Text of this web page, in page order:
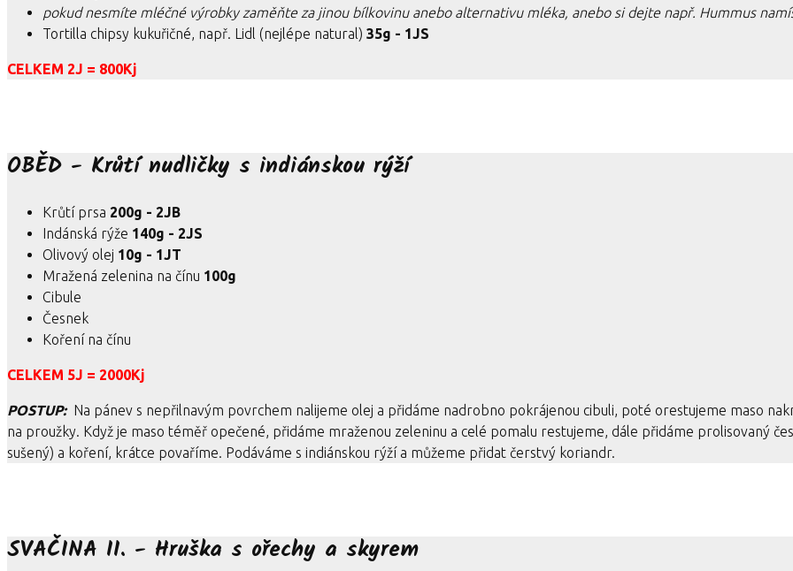
pokud nesmíte mléčné výrobky zaměňte za jinou bílkovinu anebo alternativu mléka, anebo si dejte např. Hummus
Tortilla chipsy kukuřičné, např. Lidl (nejlépe natural) 35g - 1JS
CELKEM 2J = 800Kj
OBĚD - Krůtí nudličky s indiánskou rýží
Krůtí prsa 200g - 2JB
Indánská rýže 140g - 2JS
Olivový olej 10g - 1JT
Mražená zelenina na čínu 100g
Cibule
Česnek
Koření na čínu
CELKEM 5J = 2000Kj
POSTUP: Na pánev s nepřilnavým povrchem nalijeme olej a přidáme nadrobno pokrájenou cibuli, poté orestujeme maso
na proužky. Když je maso téměř opečené, přidáme mraženou zeleninu a celé pomalu restujeme, dále přidáme prolisovaný
sušený) a koření, krátce povaříme. Podáváme s indiánskou rýží a můžeme přidat čerstvý koriandr.
SVAČINA II. - Hruška s ořechy a skyrem